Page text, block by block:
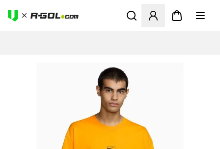
Abre un modal para iniciar